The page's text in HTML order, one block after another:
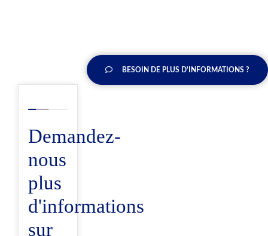
BESOIN DE PLUS D'INFORMATIONS ?
Demandez-
nous
plus
d'informations
sur